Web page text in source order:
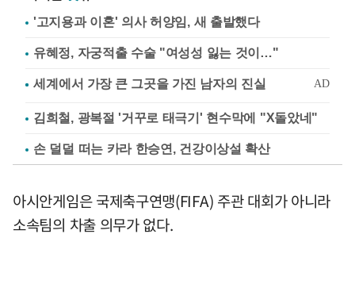
'고지용과 이혼' 의사 허양임, 새 출발했다
유혜정, 자궁적출 수술 "여성성 잃는 것이…"
김희철, 광복절 '거꾸로 태극기' 현수막에 "X돌았네"
손 덜덜 떠는 카라 한승연, 건강이상설 확산
아시안게임은 국제축구연맹(FIFA) 주관 대회가 아니라
소속팀의 차출 의무가 없다.